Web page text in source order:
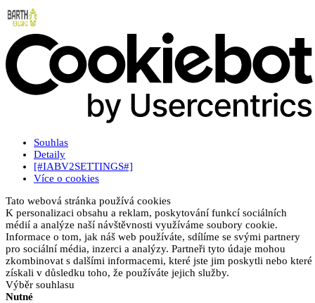
Souhlas
Detaily
[#IABV2SETTINGS#]
Více o cookies
Tato webová stránka používá cookies
K personalizaci obsahu a reklam, poskytování funkcí sociálních
médií a analýze naší návštěvnosti využíváme soubory cookie.
Informace o tom, jak náš web používáte, sdílíme se svými partnery
pro sociální média, inzerci a analýzy. Partneři tyto údaje mohou
zkombinovat s dalšími informacemi, které jste jim poskytli nebo které
získali v důsledku toho, že používáte jejich služby.
Výběr souhlasu
Nutné